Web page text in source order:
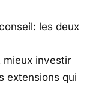
les deux
mieux investir
extensions qui